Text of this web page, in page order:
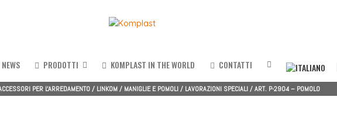
NEWS PRODOTTI KOMPLAST IN THE WORLD CONTATTI
PER L'ARREDAMENTO/ LINKOM/ MANIGLIE E POMOLI/ LAVORAZIONI SPECIALI/ART. P-2904 – POMOLO